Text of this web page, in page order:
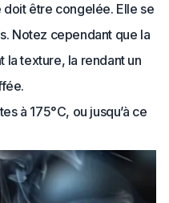
doit être congelée. Elle se
Notez cependant que la
texture, la rendant un
à 175°C, ou jusqu’à ce